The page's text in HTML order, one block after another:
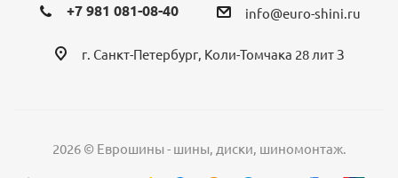
+7 981 081-08-40 info@euro-shini.ru
г. Санкт-Петербург, Коли-Томчака 28 лит З
2026 © Еврошины - шины, диски, шиномонтаж.